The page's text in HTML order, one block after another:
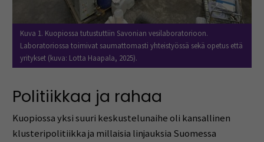
Kuva 1. Kuopiossa tutustuttiin Savonian vesilaboratorioon.
Laboratoriossa toimivat saumattomasti yhteistyössä sekä opetus että
yritykset (kuva: Lotta Haapala, 2025).
Politiikkaa ja rahaa
Kuopiossa yksi suuri keskustelunaihe oli kansallinen
klusteripolitiikka ja millaisia linjauksia Suomessa